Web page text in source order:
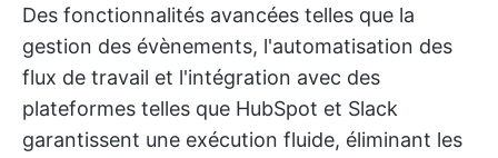
Des fonctionnalités avancées telles que la
gestion des évènements, l'automatisation des
flux de travail et l'intégration avec des
plateformes telles que HubSpot et Slack
garantissent une exécution fluide, éliminant les